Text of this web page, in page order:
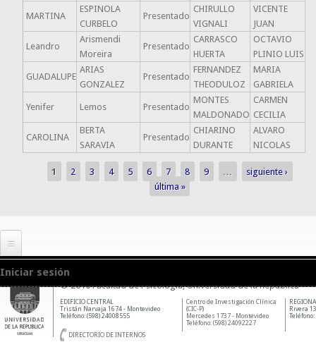
MARTINA
ESPINOLA
CURBELO
Presentado
CHIRULLO
VIGNALI
VICENTE
JUAN
Leandro
Arismendi
Moreira
Presentado
CARRASCO
HUERTA
OCTAVIO
PLINIO LUIS
GUADALUPE
ARIAS
GONZALEZ
Presentado
FERNANDEZ
THEODULOZ
MARIA
GABRIELA
Yenifer Lemos Presentado
MONTES
MALDONADO
CARMEN
CECILIA
CAROLINA
BERTA
SARAVIA
Presentado
CHIARINO
DURANTE
ALVARO
NICOLAS
Páginas
1 2 3 4 5 6 7 8 9 …
siguiente ›
última »
Iniciar sesión
© 2010 Facultad de Psicología, Universidad de la República
Rivera
Teléfono:
Centro de Investigación Clínica
(CIC-P)
Mercedes 1737 - Montevideo
Teléfono: (598) 24092227
EDIFICIO CENTRAL
Tristán Narvaja 1674 - Montevideo
Teléfono: (598) 24008555
DIRECTORIO DE INTERNOS